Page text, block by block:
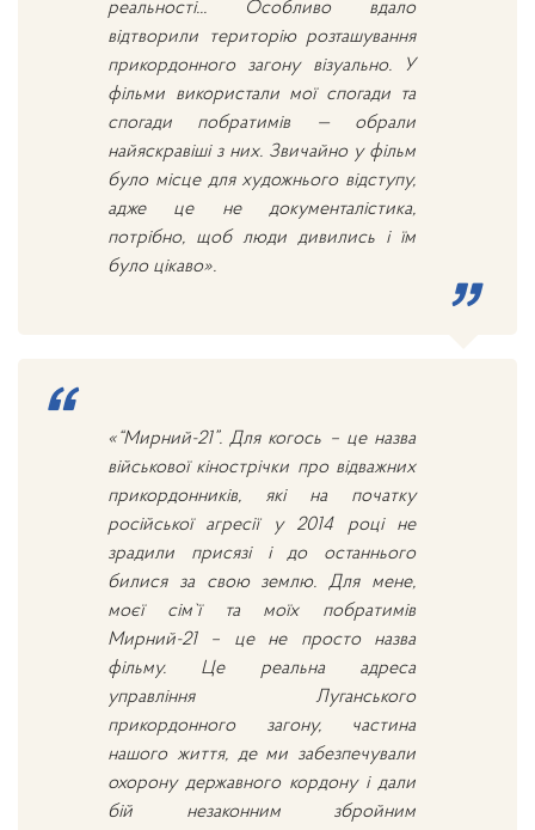
реальності... Особливо вдало
відтворили територію розташування
прикордонного загону візуально. У
фільми використали мої спогади та
спогади побратимів — обрали
найяскравіші з них. Звичайно у фільм
було місце для художнього відступу,
адже це не документалістика,
потрібно, щоб люди дивились і їм
було цікаво».
«“Мирний-21”. Для когось – це назва
військової кінострічки про відважних
прикордонників, які на початку
російської агресії у 2014 році не
зрадили присязі і до останнього
билися за свою землю. Для мене,
моєї сім`ї та моїх побратимів
Мирний-21 – це не просто назва
фільму. Це реальна адреса
управління Луганського
прикордонного загону, частина
нашого життя, де ми забезпечували
охорону державного кордону і дали
бій незаконним збройним